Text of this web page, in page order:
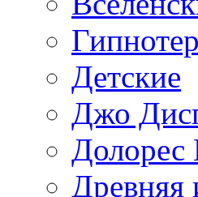
Детские
Джо
Долорес
Древняя